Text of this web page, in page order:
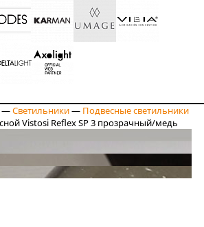
—Светильники— Подвесные светильники
Vistosi Reflex SP 3 прозрачный/медь